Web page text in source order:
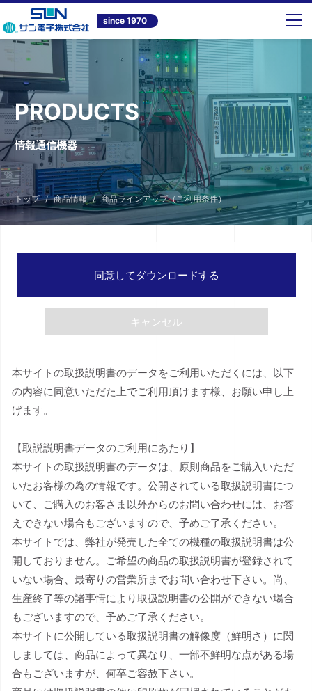
since 1970
PRODUCTS
情報通信機器
トップ 商品情報 商品ラインアップ（ご利用条件）
同意してダウンロードする
キャンセル
本サイトの取扱説明書のデータをご利用いただくには、以下
の内容に同意いただた上でご利用頂けます様、お願い申し上
げます。
【取説説明書データのご利用にあたり】
本サイトの取扱説明書のデータは、原則商品をご購入いただ
いたお客様の為の情報です。公開されている取扱説明書につ
いて、ご購入のお客さま以外からのお問い合わせには、お答
えできない場合もございますので、予めご了承ください。
本サイトでは、弊社が発売した全ての機種の取扱説明書は公
開しておりません。ご希望の商品の取扱説明書が登録されて
いない場合、最寄りの営業所までお問い合わせ下さい。尚、
生産終了等の諸事情により取扱説明書の公開ができない場合
もございますので、予めご了承ください。
本サイトに公開している取扱説明書の解像度（鮮明さ）に関
しましては、商品によって異なり、一部不鮮明な点がある場
合もございますが、何卒ご容赦下さい。